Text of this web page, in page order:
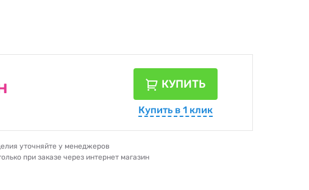
КУПИТЬ
Купить в 1 клик
уточняйте у менеджеров
при заказе через интернет магазин